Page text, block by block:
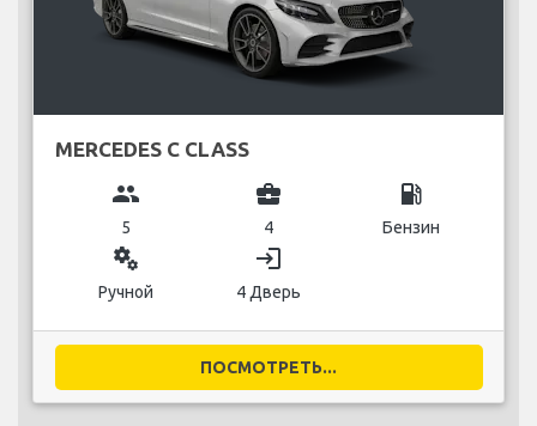
MERCEDES C CLASS
group
5
business_center
4
local_gas_station
Бензин
miscellaneous_services
Ручной
login
4 Дверь
ПОСМОТРЕТЬ...